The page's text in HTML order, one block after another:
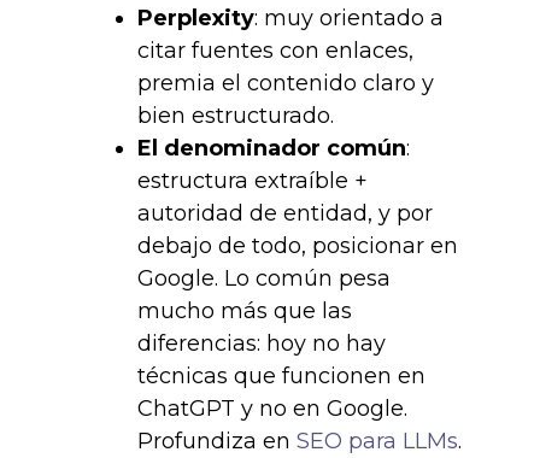
Perplexity: muy orientado a
citar fuentes con enlaces,
premia el contenido claro y
bien estructurado.
El denominador común:
estructura extraíble +
autoridad de entidad, y por
debajo de todo, posicionar en
Google. Lo común pesa
mucho más que las
diferencias: hoy no hay
técnicas que funcionen en
ChatGPT y no en Google.
Profundiza en SEO para LLMs.